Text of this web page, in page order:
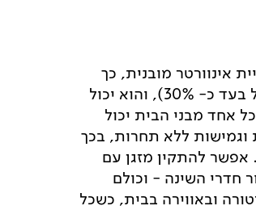
אינוורטר מובנית, כך
שהוא חסכוני ביותר בצריכת החשמל שלו (חשבון החשמל יכול לצאת זול בעד כ- 30%), והוא יכול
אחד מבני הבית יכול
וגמישות ללא תחרות, בכך
להתקין מזגן עם
חדרי השינה - וכולם
ובאווירה בבית, כשכל